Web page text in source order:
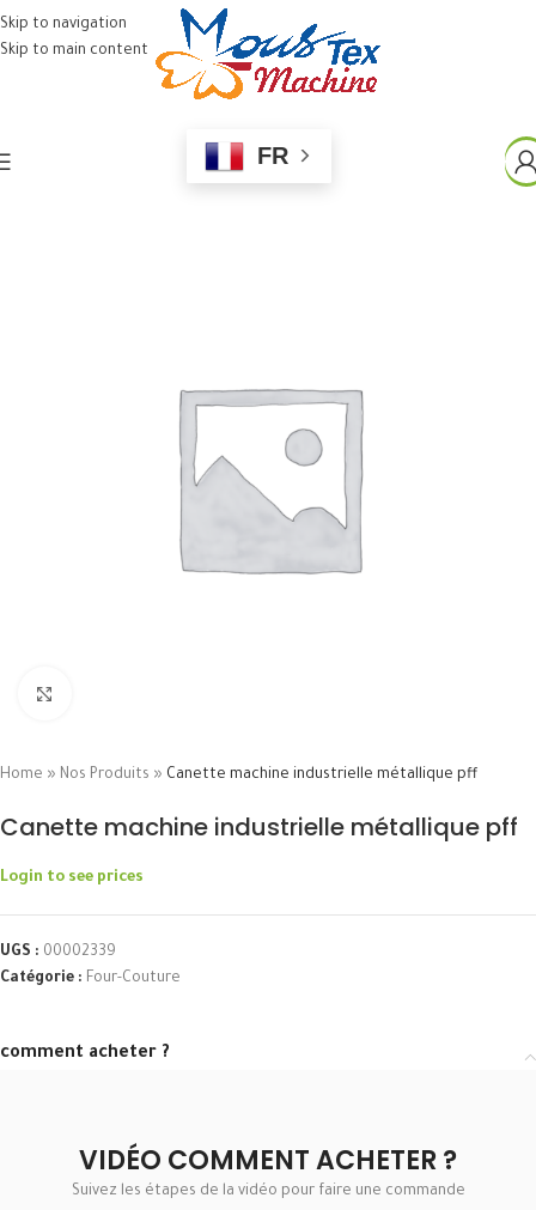
Skip to navigation
Skip to main content
FR
Home » Nos Produits » Canette machine industrielle métallique pff
Canette machine industrielle métallique pff
Login to see prices
UGS : 00002339
Catégorie : Four-Couture
comment acheter ?
VIDÉO COMMENT ACHETER ?
Suivez les étapes de la vidéo pour faire une commande